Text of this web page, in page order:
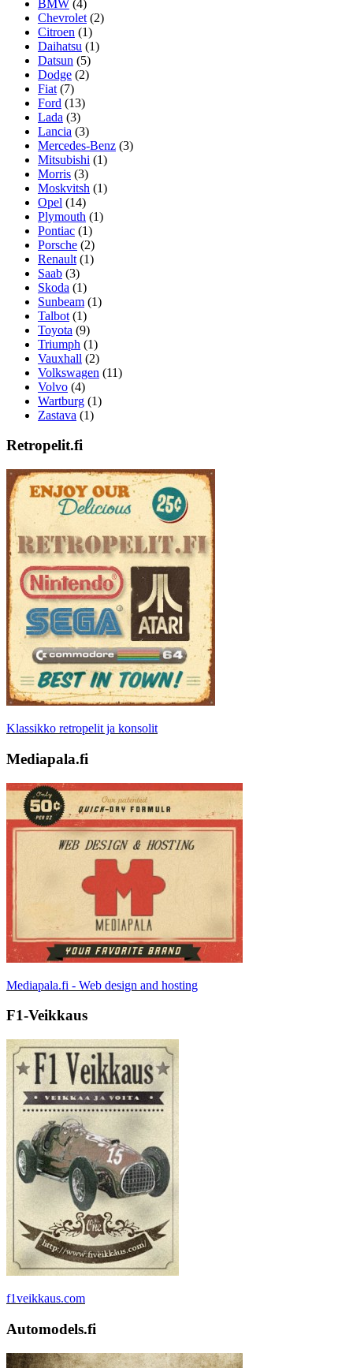
BMW (4)
Chevrolet (2)
Citroen (1)
Daihatsu (1)
Datsun (5)
Dodge (2)
Fiat (7)
Ford (13)
Lada (3)
Lancia (3)
Mercedes-Benz (3)
Mitsubishi (1)
Morris (3)
Moskvitsh (1)
Opel (14)
Plymouth (1)
Pontiac (1)
Porsche (2)
Renault (1)
Saab (3)
Skoda (1)
Sunbeam (1)
Talbot (1)
Toyota (9)
Triumph (1)
Vauxhall (2)
Volkswagen (11)
Volvo (4)
Wartburg (1)
Zastava (1)
Retropelit.fi
Klassikko retropelit ja konsolit
Mediapala.fi
Mediapala.fi - Web design and hosting
F1-Veikkaus
f1veikkaus.com
Automodels.fi